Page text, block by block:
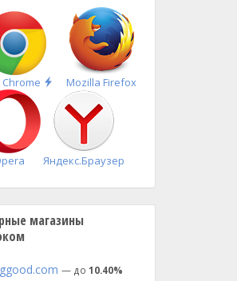
Быстрая
установка
Mozilla Firefox
Яндекс.Браузер
магазины
— до 10.40%